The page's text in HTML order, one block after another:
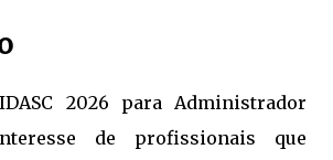
2026 para Administrador
de profissionais que